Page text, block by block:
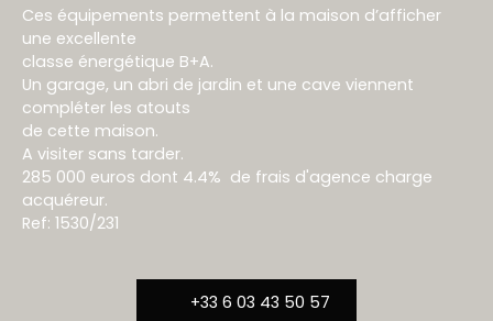
Ces équipements permettent à la maison d’afficher
une excellente
classe énergétique B+A.
Un garage, un abri de jardin et une cave viennent
compléter les atouts
de cette maison.
A visiter sans tarder.
285 000 euros dont 4.4% de frais d'agence charge
acquéreur.
Ref: 1530/231
+33 6 03 43 50 57